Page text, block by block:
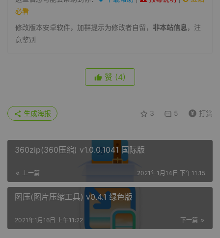
必看
修改版本安卓软件，加群提示为修改者自留， 非本站信息，注
意鉴别
赞 (4)
3 5 打赏
生成海报
360zip(360压缩) v1.0.0.1041 国际版
上一篇 2021年1月14日 下午11:15
图压(图片压缩工具) v0.4.1 绿色版
下一篇
2021年1月16日 上午11:22